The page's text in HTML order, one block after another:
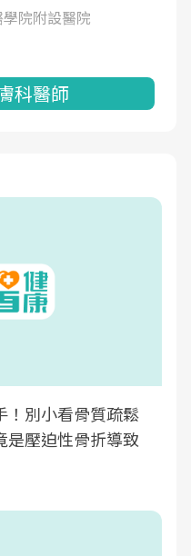
院附設醫院
科醫師
！別小看骨質疏鬆
是壓迫性骨折導致